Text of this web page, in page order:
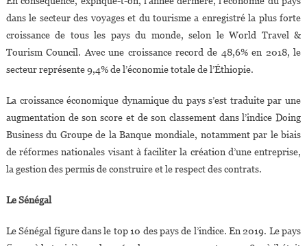
dans le secteur des voyages et du tourisme a enregistré la plus forte
croissance de tous les pays du monde, selon le World Travel &
Tourism Council. Avec une croissance record de 48,6% en 2018, le
secteur représente 9,4% de l’économie totale de l’Éthiopie.
La croissance économique dynamique du pays s’est traduite par une
augmentation de son score et de son classement dans l’indice Doing
Business du Groupe de la Banque mondiale, notamment par le biais
de réformes nationales visant à faciliter la création d’une entreprise,
la gestion des permis de construire et le respect des contrats.
Le Sénégal
Le Sénégal figure dans le top 10 des pays de l’indice. En 2019. Le pays